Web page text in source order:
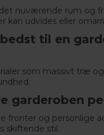
nuværende rum og
kan udvides eller
til en
som massivt træ
garderoben
fronter og personlige
skiftende stil.